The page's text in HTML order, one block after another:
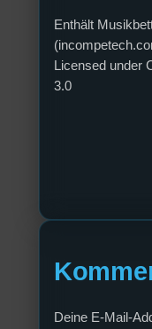
Enthält
Licensed under
3.0
Deine E-Mail-